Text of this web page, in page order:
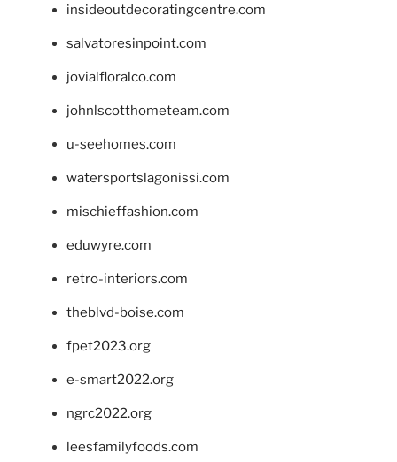
insideoutdecoratingcentre.com
salvatoresinpoint.com
jovialfloralco.com
johnlscotthometeam.com
u-seehomes.com
watersportslagonissi.com
mischieffashion.com
eduwyre.com
retro-interiors.com
theblvd-boise.com
fpet2023.org
e-smart2022.org
ngrc2022.org
leesfamilyfoods.com